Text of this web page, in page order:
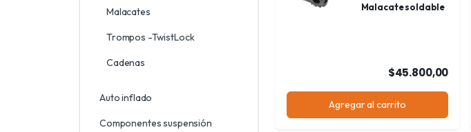
Malacates
Trompos -TwistLock
Cadenas
Auto inflado
Componentes suspensión
Malacate soldable
$45.800,00
Agregar al carrito